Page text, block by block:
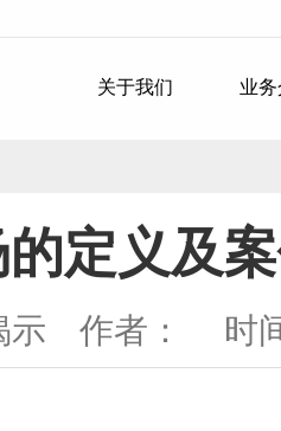
关于我们 业
定义及
示 作者： 时